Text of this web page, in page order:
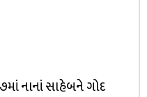
નાનાં સાહેબને ગોદ